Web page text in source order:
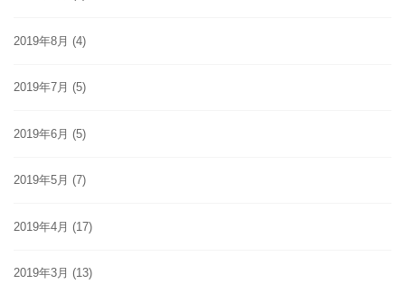
2019年8月 (4)
2019年7月 (5)
2019年6月 (5)
2019年5月 (7)
2019年4月 (17)
2019年3月 (13)